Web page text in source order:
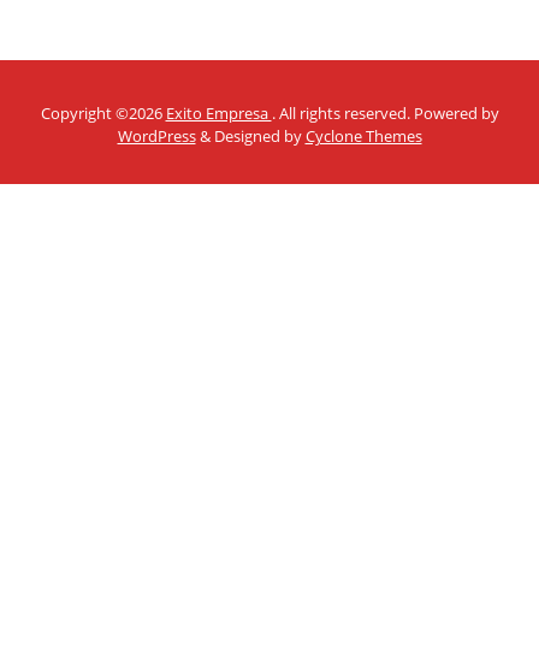
Copyright ©2026 Exito Empresa . All rights reserved. Powered by
WordPress& Designed byCyclone Themes